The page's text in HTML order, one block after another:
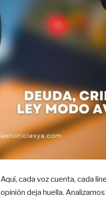
Aquí, cada voz cuenta, cada
opinión deja huella.